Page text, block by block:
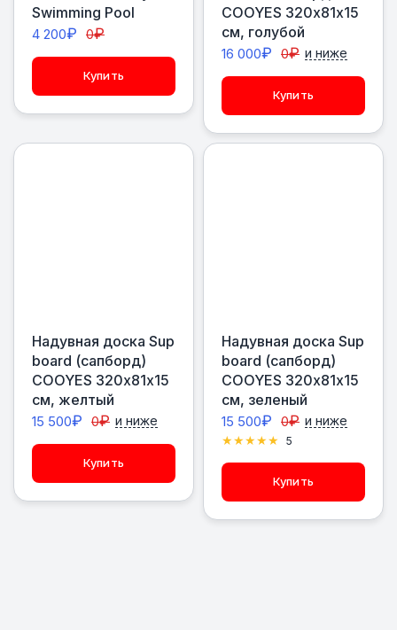
Swimming Pool
4 200₽ 0₽
Купить
COOYES 320х81х15
см, голубой
16 000₽ 0₽ и ниже
Купить
Надувная доска Sup
board (сапборд)
COOYES 320х81х15
см, желтый
15 500₽ 0₽ и ниже
Купить
Надувная доска Sup
board (сапборд)
COOYES 320х81х15
см, зеленый
15 500₽ 0₽ и ниже
5
Купить